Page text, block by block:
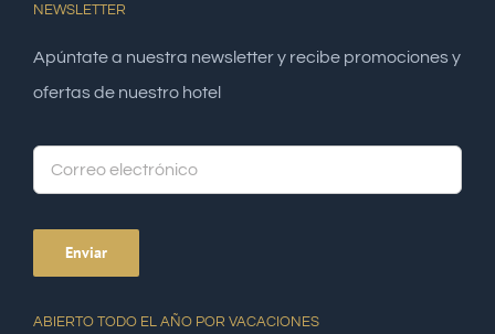
NEWSLETTER
Apúntate a nuestra newsletter y recibe promociones y
ofertas de nuestro hotel
ABIERTO TODO EL AÑO POR VACACIONES